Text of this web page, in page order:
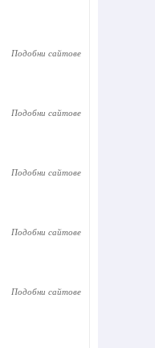
Подобни сайтове
Подобни сайтове
Подобни сайтове
Подобни сайтове
Подобни сайтове